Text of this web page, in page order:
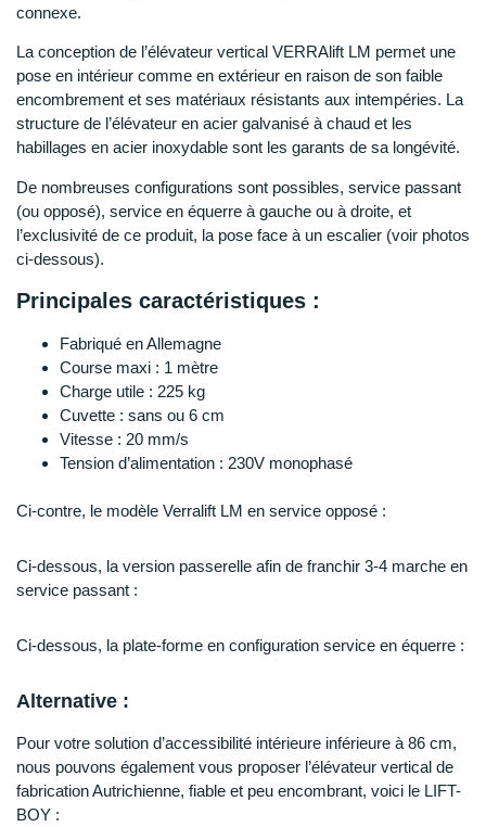
connexe.
La conception de l’élévateur vertical VERRAlift LM permet une
pose en intérieur comme en extérieur en raison de son faible
encombrement et ses matériaux résistants aux intempéries. La
structure de l’élévateur en acier galvanisé à chaud et les
habillages en acier inoxydable sont les garants de sa longévité.
De nombreuses configurations sont possibles, service passant
(ou opposé), service en équerre à gauche ou à droite, et
l’exclusivité de ce produit, la pose face à un escalier (voir photos
ci-dessous).
Principales caractéristiques :
Fabriqué en Allemagne
Course maxi : 1 mètre
Charge utile : 225 kg
Cuvette : sans ou 6 cm
Vitesse : 20 mm/s
Tension d’alimentation : 230V monophasé
Ci-contre, le modèle Verralift LM en service opposé :
Ci-dessous, la version passerelle afin de franchir 3-4 marche en
service passant :
Ci-dessous, la plate-forme en configuration service en équerre :
Alternative :
Pour votre solution d’accessibilité intérieure inférieure à 86 cm,
nous pouvons également vous proposer l’élévateur vertical de
fabrication Autrichienne, fiable et peu encombrant, voici le LIFT-
BOY :